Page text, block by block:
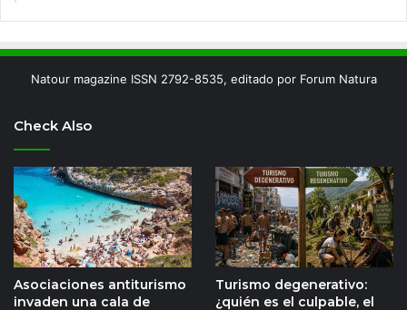
Natour magazine ISSN 2792-8535, editado por Forum Natura
Check Also
Asociaciones antiturismo
invaden una cala de
Turismo degenerativo:
¿quién es el culpable, el